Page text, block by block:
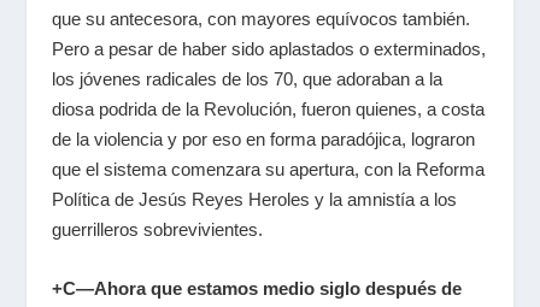
que su antecesora, con mayores equívocos también.
Pero a pesar de haber sido aplastados o exterminados,
los jóvenes radicales de los 70, que adoraban a la
diosa podrida de la Revolución, fueron quienes, a costa
de la violencia y por eso en forma paradójica, lograron
que el sistema comenzara su apertura, con la Reforma
Política de Jesús Reyes Heroles y la amnistía a los
guerrilleros sobrevivientes.
+C—Ahora que estamos medio siglo después de